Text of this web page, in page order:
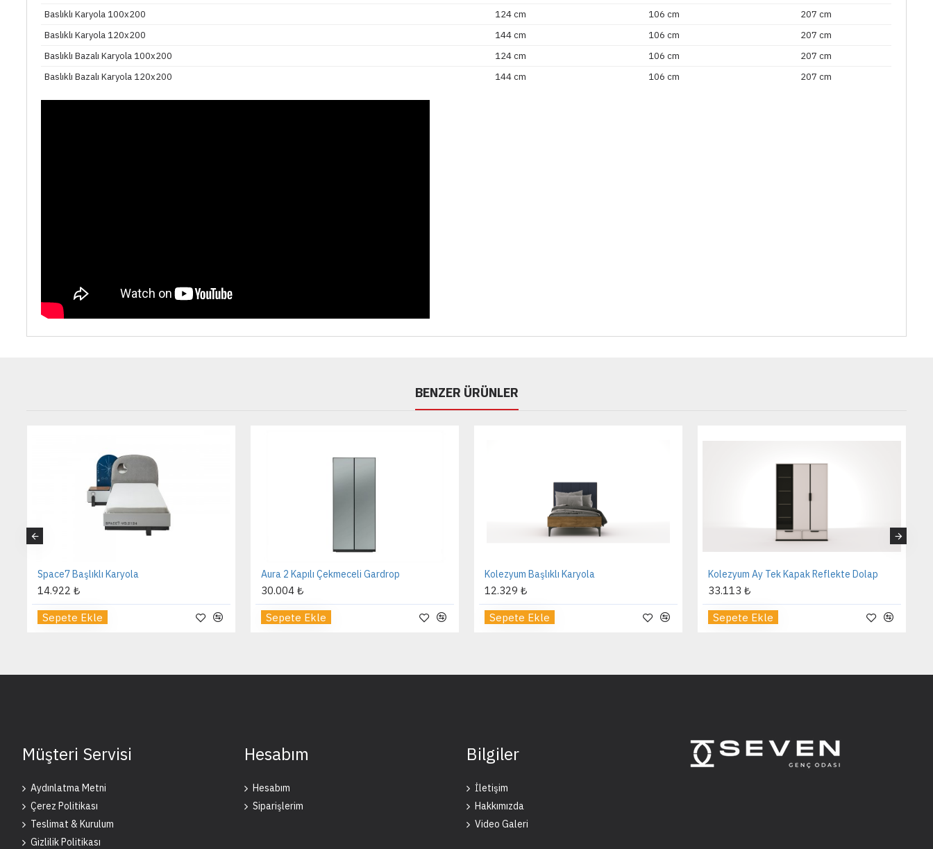
Baslıklı Karyola 100x200
124 cm 106 cm
207 cm
Baslıklı Karyola 120x200
144 cm 106 cm
207 cm
Baslıklı Bazalı Karyola 100x200
124 cm 106 cm
207 cm
Baslıklı Bazalı Karyola 120x200
144 cm 106 cm 207 cm
BENZER ÜRÜNLER
Space7 Başlıklı Karyola
14.922 ₺
Sepete Ekle
Aura 2 Kapılı Çekmeceli Gardrop
30.004 ₺
Sepete Ekle
Kolezyum Başlıklı Karyola
12.329 ₺
Sepete Ekle
Kolezyum Ay Tek Kapak Reflekte Dolap
33.113 ₺
Sepete Ekle
Müşteri Servisi
Aydınlatma Metni
Çerez Politikası
Teslimat & Kurulum
Gizlilik Politikası
Hesabım
Hesabım
Siparişlerim
Bilgiler
İletişim
Hakkımızda
Video Galeri